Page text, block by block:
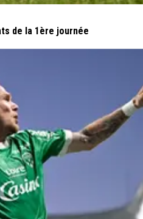
de la 1ère journée